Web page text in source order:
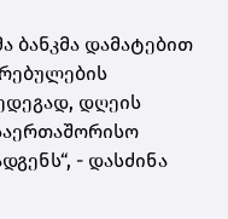
ბანკმა დამატებით
დღეის
- დასძინა